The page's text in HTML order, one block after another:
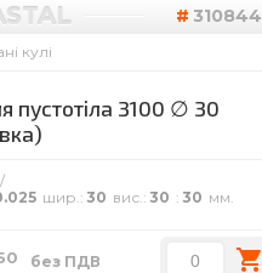
310844
кулі
пустотіла 3100 ∅ 30
шир. 30 вис. 30 30
без ПДВ